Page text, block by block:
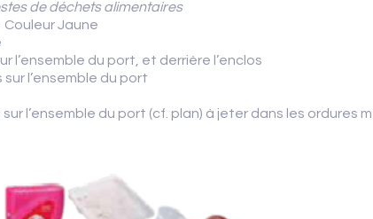
de déchets alimentaires
Couleur Jaune
l’ensemble du port, et derrière l’enclos
l’ensemble du port
l’ensemble du port (cf. plan) à jeter dans les ordures